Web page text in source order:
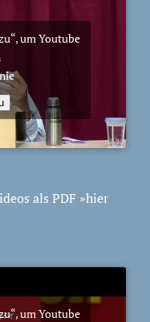
um Youtube
als PDF »hier
um Youtube